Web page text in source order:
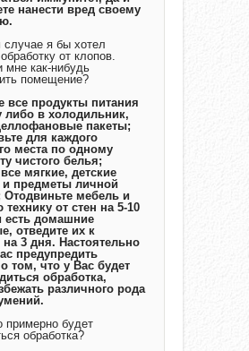
нанести вред своему
случае я бы хотел
от клопов.
мне как-нибудь
помещение?
все продукты питания
либо в холодильник,
пакеты;
для каждого
места по одному
чистого белья;
мягкие, детские
и предметы личной
Отодвиньте мебель и
от стен на 5-10
есть домашние
отведите их к
3 дня. Настоятельно
предупредить
том, что у Вас будет
обработка,
различного рода
примерно будет
обработка?